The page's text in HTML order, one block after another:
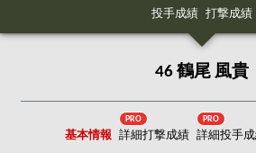
投手成績 打撃成績
46 鶴尾 風貴
基本情報
PRO
詳細打撃成績
PRO
詳細投手